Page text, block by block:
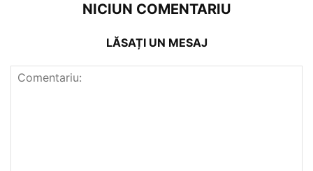
NICIUN COMENTARIU
LĂSAȚI UN MESAJ